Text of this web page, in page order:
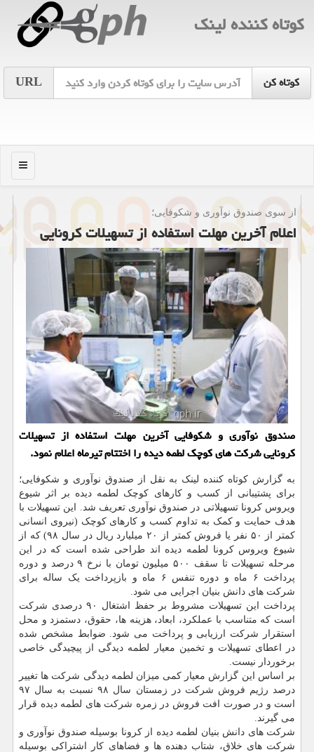
كوتاه كننده لینك
URL
منو
از سوی صندوق نوآوری و شكوفایی؛
اعلام آخرین مهلت استفاده از تسهیلات كرونایی
صندوق نوآوری و شكوفایی آخرین مهلت استفاده از تسهیلات
كرونایی شركت های كوچك لطمه دیده را اختتام تیرماه اعلام نمود.
به گزارش کوتاه کننده لینک به نقل از صندوق نوآوری و شکوفایی؛
برای پشتیبانی از کسب و کارهای کوچک لطمه دیده بر اثر شیوع
ویروس کرونا تسهیلاتی در صندوق نوآوری تعریف شد. این تسهیلات با
هدف حمایت و کمک به تداوم کسب و کارهای کوچک (نیروی انسانی
کمتر از ۵۰ نفر یا فروش کمتر از ۲۰ میلیارد ریال در سال ۹۸) که از
شیوع ویروس کرونا لطمه دیده اند طراحی شده است که در این
مرحله تسهیلات تا سقف ۵۰۰ میلیون تومان با نرخ ۹ درصد و دوره
پرداخت ۶ ماه و دوره تنفس ۶ ماه و بازپرداخت یک ساله برای
شرکت های دانش بنیان اجرایی می شود.
پرداخت این تسهیلات مشروط بر حفظ اشتغال ۹۰ درصدی شرکت
است که متناسب با عملکرد، ابعاد، هزینه ها، حقوق، دستمزد و محل
استقرار شرکت ارزیابی و پرداخت می شود. ضوابط مشخص شده
در اعطای تسهیلات و تخمین معیار لطمه دیدگی از پیچیدگی خاصی
برخوردار نیست.
بر اساس این گزارش معیار کمی میزان لطمه دیدگی شرکت ها تغییر
درصد رژیم فروش شرکت در زمستان سال ۹۸ نسبت به سال ۹۷
است و در صورت افت فروش در زمره شرکت های لطمه دیده قرار
می گیرند.
شرکت های دانش بنیان لطمه دیده از کرونا بوسیله صندوق نوآوری و
شرکت های خلاق، شتاب دهنده ها و فضاهای کار اشتراکی بوسیله